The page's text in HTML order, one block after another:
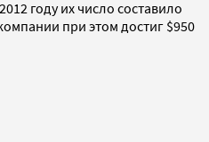
году их число составило
при этом достиг $950